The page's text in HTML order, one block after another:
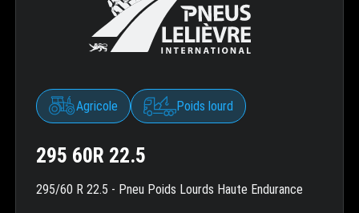
Agricole Poids lourd
295 60R 22.5
295/60 R 22.5 - Pneu Poids Lourds Haute Endurance